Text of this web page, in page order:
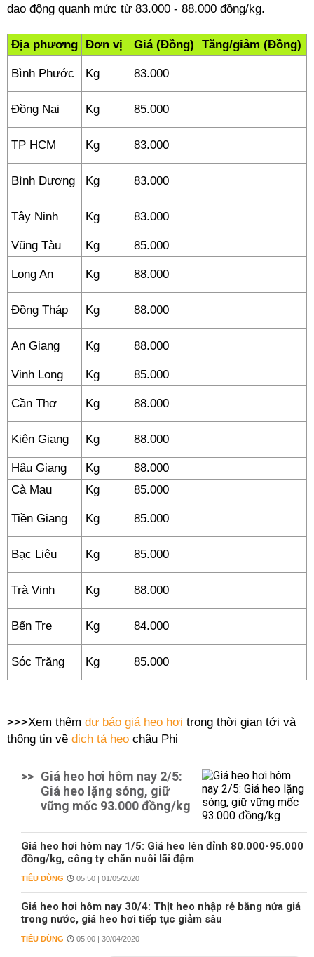
dao động quanh mức từ 83.000 - 88.000 đồng/kg.
Địa phương Đơn vị Giá (Đồng) Tăng/giảm (Đồng)
Bình Phước Kg 83.000
Đồng Nai Kg 85.000
TP HCM Kg 83.000
Bình Dương Kg 83.000
Tây Ninh Kg 83.000
Vũng Tàu Kg 85.000
Long An Kg 88.000
Đồng Tháp Kg 88.000
An Giang Kg 88.000
Vinh Long Kg 85.000
Cần Thơ Kg 88.000
Kiên Giang Kg 88.000
Hậu Giang Kg
88.000
Cà Mau
Kg 85.000
Tiền Giang Kg 85.000
Bạc Liêu Kg 85.000
Trà Vinh Kg 88.000
Bến Tre Kg 84.000
Sóc Trăng Kg 85.000
>>>Xem thêm dự báo giá heo hơi trong thời gian tới và
thông tin về dịch tả heo châu Phi
>> Giá heo hơi hôm nay 2/5:
Giá heo lặng sóng, giữ
vững mốc 93.000 đồng/kg
Giá heo hơi hôm nay 1/5: Giá heo lên đỉnh 80.000-95.000
đồng/kg, công ty chăn nuôi lãi đậm
TIÊU DÙNG 05:50 | 01/05/2020
Giá heo hơi hôm nay 30/4: Thịt heo nhập rẻ bằng nửa giá
trong nước, giá heo hơi tiếp tục giảm sâu
TIÊU DÙNG 05:00 | 30/04/2020